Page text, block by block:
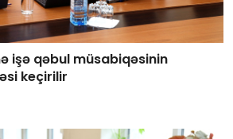
işə qəbul müsabiqəsinin
keçirilir